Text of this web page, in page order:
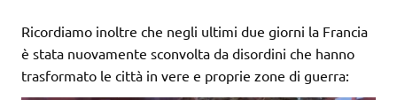
Ricordiamo inoltre che negli ultimi due giorni la Francia
è stata nuovamente sconvolta da disordini che hanno
trasformato le città in vere e proprie zone di guerra: